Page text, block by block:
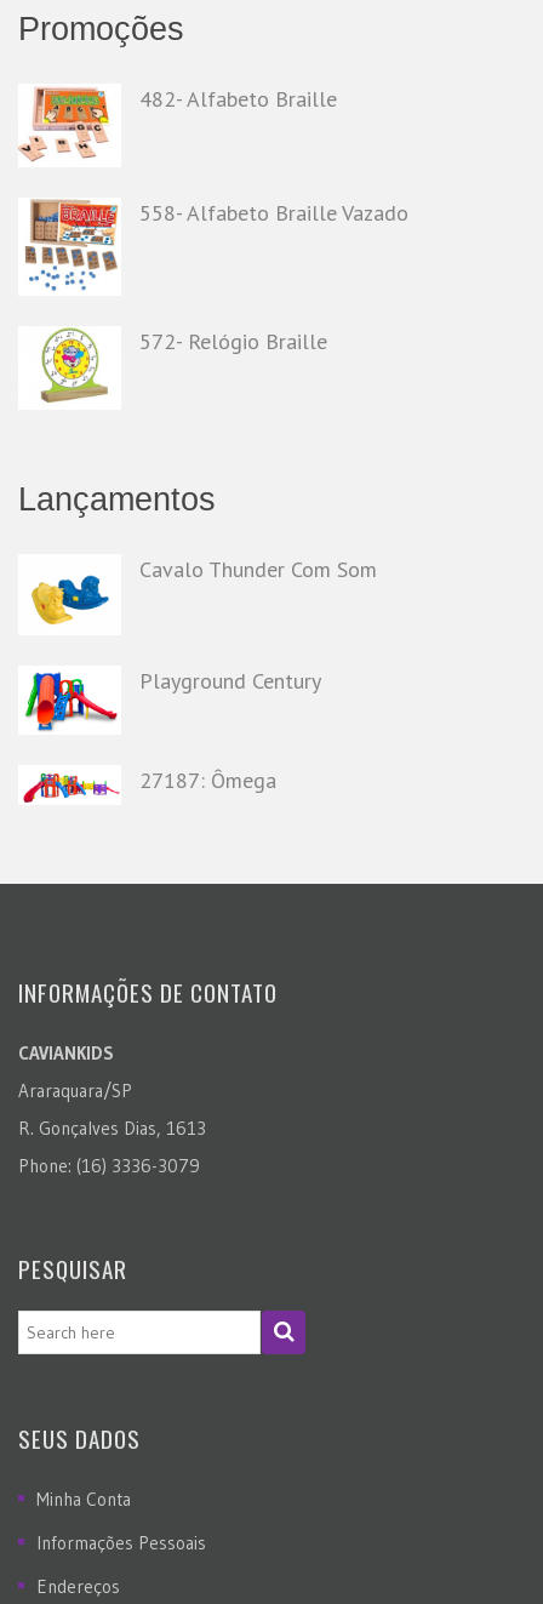
Promoções
482- Alfabeto Braille
558- Alfabeto Braille Vazado
572- Relógio Braille
Lançamentos
Cavalo Thunder Com Som
Playground Century
27187: Ômega
INFORMAÇÕES DE CONTATO
CAVIANKIDS
Araraquara/SP
R. Gonçalves Dias, 1613
Phone: (16) 3336-3079
PESQUISAR
SEUS DADOS
Minha Conta
Informações Pessoais
Endereços